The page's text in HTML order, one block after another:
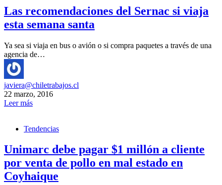
Las recomendaciones del Sernac si viaja
esta semana santa
Ya sea si viaja en bus o avión o si compra paquetes a través de una
agencia de…
javiera@chiletrabajos.cl
22 marzo, 2016
Leer más
Tendencias
Unimarc debe pagar $1 millón a cliente
por venta de pollo en mal estado en
Coyhaique